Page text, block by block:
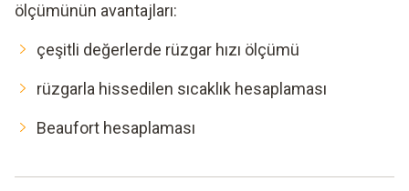
ölçümünün avantajları:
çeşitli değerlerde rüzgar hızı ölçümü
rüzgarla hissedilen sıcaklık hesaplaması
Beaufort hesaplaması